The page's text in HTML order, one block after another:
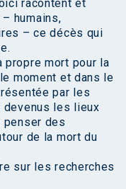
racontent et
humains,
– ce décès qui
propre mort pour la
moment et dans le
par les
les lieux
penser des
de la mort du
sur les recherches